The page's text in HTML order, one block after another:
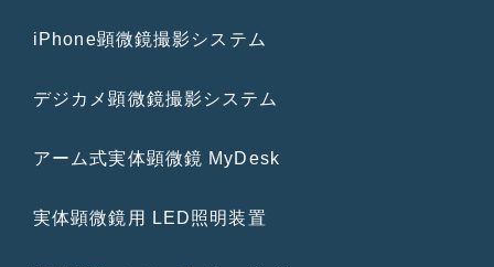
iPhone顕微鏡撮影システム
デジカメ顕微鏡撮影システム
アーム式実体顕微鏡 MyDesk
実体顕微鏡用 LED照明装置